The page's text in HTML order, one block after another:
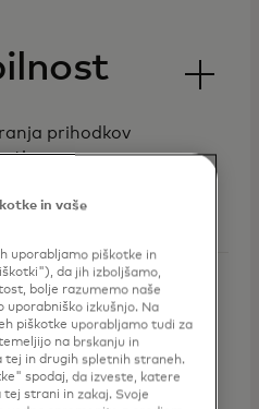
prihodkov
pa
ob
zbiranja
in vaše
uporabljamo piškotke in
da jih izboljšamo,
bolje razumemo naše
uporabniško izkušnjo. Na
piškotke uporabljamo tudi za
na brskanju in
tej in drugih spletnih straneh.
spodaj, da izveste, katere
strani in zakaj. Svoje